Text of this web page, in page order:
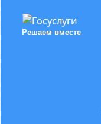
Решаем вместе